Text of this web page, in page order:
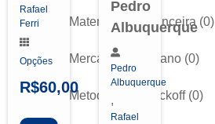
Matemática Financeira (0)
Mercado Americano (0)
Metodologia Wyckoff (0)
Rafael
Ferri
Opções
R$60,00
Pedro
Albuquerque
Pedro
Albuquerque
,
Rafael